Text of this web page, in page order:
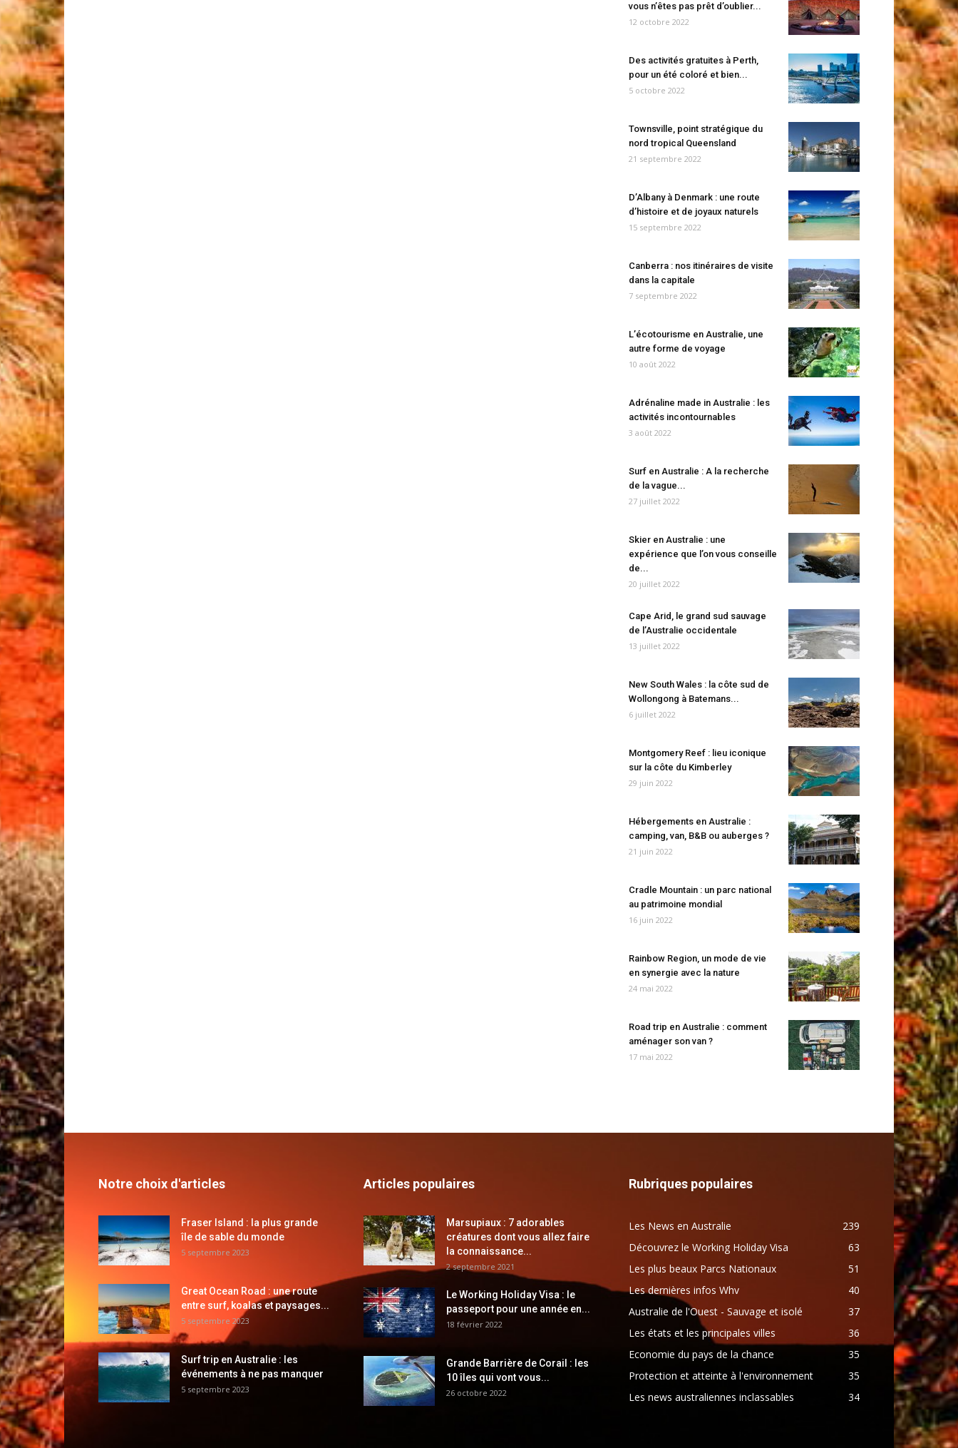
vous n’êtes pas prêt d’oublier...
12 octobre 2022
Des activités gratuites à Perth,
pour un été coloré et bien...
5 octobre 2022
Townsville, point stratégique du
nord tropical Queensland
21 septembre 2022
D’Albany à Denmark : une route
d’histoire et de joyaux naturels
15 septembre 2022
Canberra : nos itinéraires de visite
dans la capitale
7 septembre 2022
L’écotourisme en Australie, une
autre forme de voyage
10 août 2022
Adrénaline made in Australie : les
activités incontournables
3 août 2022
Surf en Australie : A la recherche
de la vague...
27 juillet 2022
Skier en Australie : une
expérience que l’on vous conseille
de...
20 juillet 2022
Cape Arid, le grand sud sauvage
de l’Australie occidentale
13 juillet 2022
New South Wales : la côte sud de
Wollongong à Batemans...
6 juillet 2022
Montgomery Reef : lieu iconique
sur la côte du Kimberley
29 juin 2022
Hébergements en Australie :
camping, van, B&B ou auberges ?
21 juin 2022
Cradle Mountain : un parc national
au patrimoine mondial
16 juin 2022
Rainbow Region, un mode de vie
en synergie avec la nature
24 mai 2022
Road trip en Australie : comment
aménager son van ?
17 mai 2022
Notre choix d'articles
Fraser Island : la plus grande
île de sable du monde
5 septembre 2023
Great Ocean Road : une route
entre surf, koalas et paysages...
5 septembre 2023
Surf trip en Australie : les
événements à ne pas manquer
5 septembre 2023
Articles populaires
Marsupiaux : 7 adorables
créatures dont vous allez faire
la connaissance...
2 septembre 2021
Le Working Holiday Visa : le
passeport pour une année en...
18 février 2022
Grande Barrière de Corail : les
10 îles qui vont vous...
26 octobre 2022
Rubriques populaires
Les News en Australie
239
Découvrez le Working Holiday Visa
63
Les plus beaux Parcs Nationaux
51
Les dernières infos Whv
40
Australie de l'Ouest - Sauvage et isolé
37
Les états et les principales villes
36
Economie du pays de la chance
35
Protection et atteinte à l'environnement
35
Les news australiennes inclassables
34